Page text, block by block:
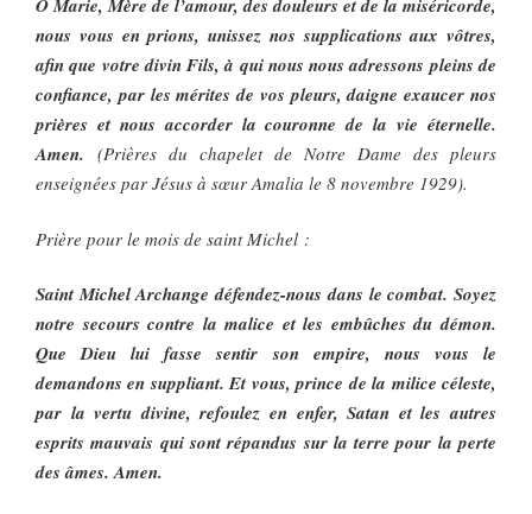
O Marie, Mère de l’amour, des douleurs et de la miséricorde,
nous vous en prions, unissez nos supplications aux vôtres,
afin que votre divin Fils, à qui nous nous adressons pleins de
confiance, par les mérites de vos pleurs, daigne exaucer nos
prières et nous accorder la couronne de la vie éternelle.
Amen. (Prières du chapelet de Notre Dame des pleurs
enseignées par Jésus à sœur Amalia le 8 novembre 1929).
Prière pour le mois de saint Michel :
Saint Michel Archange défendez-nous dans le combat. Soyez
notre secours contre la malice et les embûches du démon.
Que Dieu lui fasse sentir son empire, nous vous le
demandons en suppliant. Et vous, prince de la milice céleste,
par la vertu divine, refoulez en enfer, Satan et les autres
esprits mauvais qui sont répandus sur la terre pour la perte
des âmes. Amen.